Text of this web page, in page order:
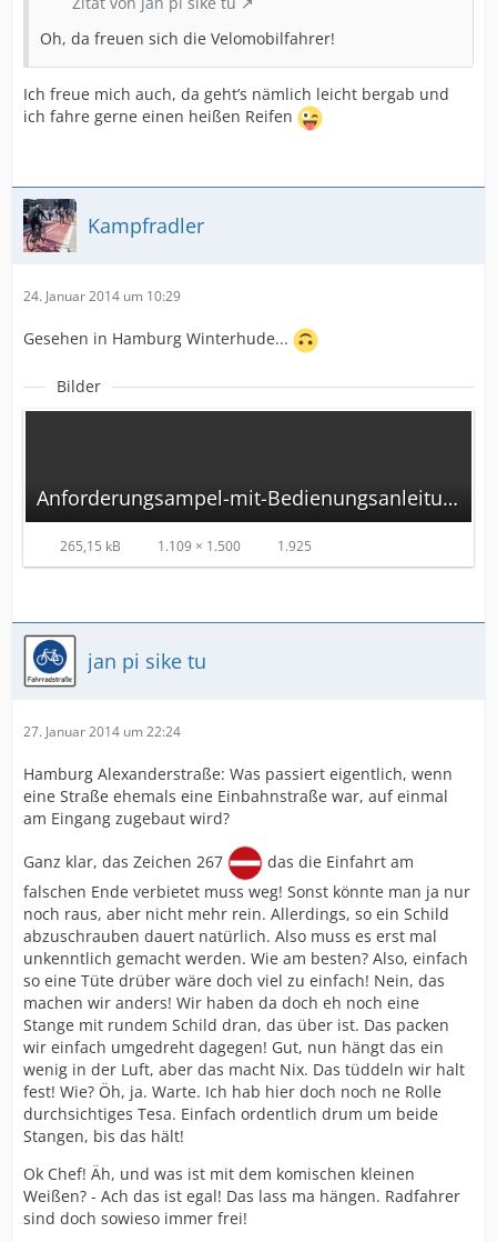
Oh, da freuen sich die Velomobilfahrer!
Ich freue mich auch, da geht’s nämlich leicht bergab und
ich fahre gerne einen heißen Reifen
Kampfradler
24. Januar 2014 um 10:29
Gesehen in Hamburg Winterhude...
Bilder
Anforderungsampel-mit-Bedienungsanleitung.jpg
265,15 kB 1.109 × 1.500 1.925
jan pi sike tu
27. Januar 2014 um 22:24
Hamburg Alexanderstraße: Was passiert eigentlich, wenn
eine Straße ehemals eine Einbahnstraße war, auf einmal
am Eingang zugebaut wird?
Ganz klar, das Zeichen 267
das die Einfahrt am
falschen Ende verbietet muss weg! Sonst könnte man ja nur
noch raus, aber nicht mehr rein. Allerdings, so ein Schild
abzuschrauben dauert natürlich. Also muss es erst mal
unkenntlich gemacht werden. Wie am besten? Also, einfach
so eine Tüte drüber wäre doch viel zu einfach! Nein, das
machen wir anders! Wir haben da doch eh noch eine
Stange mit rundem Schild dran, das über ist. Das packen
wir einfach umgedreht dagegen! Gut, nun hängt das ein
wenig in der Luft, aber das macht Nix. Das tüddeln wir halt
fest! Wie? Öh, ja. Warte. Ich hab hier doch noch ne Rolle
durchsichtiges Tesa. Einfach ordentlich drum um beide
Stangen, bis das hält!
Ok Chef! Äh, und was ist mit dem komischen kleinen
Weißen? - Ach das ist egal! Das lass ma hängen. Radfahrer
sind doch sowieso immer frei!